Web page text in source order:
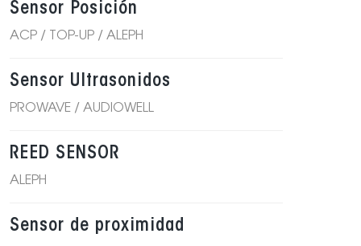
Sensor Posición
ACP / TOP-UP / ALEPH
Sensor Ultrasonidos
PROWAVE / AUDIOWELL
REED SENSOR
ALEPH
Sensor de proximidad